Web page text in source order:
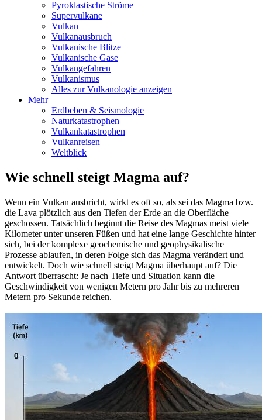
Pyroklastische Ströme
Supervulkane
Vulkan
Vulkanausbruch
Vulkanische Blitze
Vulkanische Gase
Vulkangefahren
Vulkanismus
Alles zur Vulkanologie anzeigen
Mehr
Erdbeben & Seismologie
Naturkatastrophen
Vulkankatastrophen
Vulkanreisen
Weltblick
Wie schnell steigt Magma auf?
Wenn ein Vulkan ausbricht, wirkt es oft so, als sei das Magma bzw.
die Lava plötzlich aus den Tiefen der Erde an die Oberfläche
geschossen. Tatsächlich beginnt die Reise des Magmas meist viele
Kilometer unter unseren Füßen und hat eine lange Geschichte hinter
sich, bei der komplexe geochemische und geophysikalische
Prozesse ablaufen, in deren Folge sich das Magma verändert und
entwickelt. Doch wie schnell steigt Magma überhaupt auf? Die
Antwort überrascht: Je nach Tiefe und Situation kann die
Geschwindigkeit von wenigen Metern pro Jahr bis zu mehreren
Metern pro Sekunde reichen.